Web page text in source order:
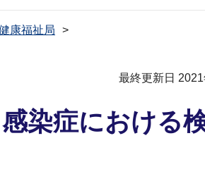
康福祉局
最終更新日 2021
染症における